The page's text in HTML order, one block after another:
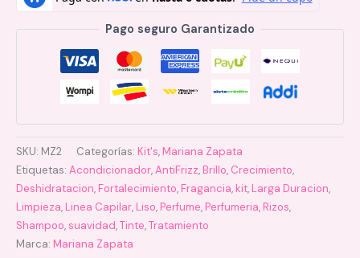
Pago seguro Garantizado
SKU: MZ2 Categorías: Kit's, Mariana Zapata
Etiquetas: Acondicionador,AntiFrizz, Brillo, Crecimiento,
Deshidratacion, Fortalecimiento, Fragancia, kit, Larga Duracion,
Limpieza, Linea Capilar, Liso, Perfume, Perfumeria, Rizos,
Shampoo,suavidad,Tinte,Tratamiento
Marca: Mariana Zapata